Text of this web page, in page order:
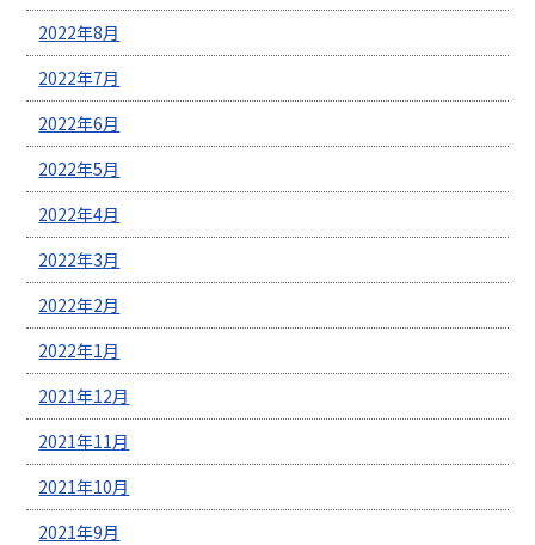
2022年8月
2022年7月
2022年6月
2022年5月
2022年4月
2022年3月
2022年2月
2022年1月
2021年12月
2021年11月
2021年10月
2021年9月